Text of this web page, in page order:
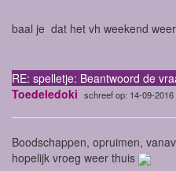
baal je dat het vh weekend
RE: spelletje: Beantwoord de
Toedeledoki schreef op: 14-09-2016
Boodschappen, opruimen,
hopelijk vroeg weer thuis